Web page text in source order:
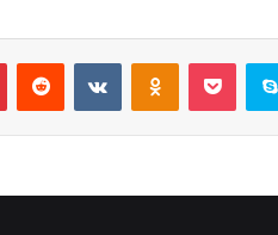
PinterestReddit VKontakte